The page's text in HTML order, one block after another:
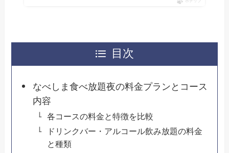
目次
なべしま食べ放題夜の料金プランとコース
内容
各コースの料金と特徴を比較
ドリンクバー・アルコール飲み放題の料金
と種類